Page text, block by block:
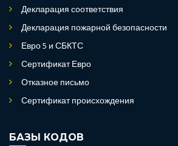
Декларация соответствия
Декларация пожарной безопасности
Евро 5 и СБКТС
Сертификат Евро
Отказное письмо
Сертификат происхождения
БАЗЫ КОДОВ